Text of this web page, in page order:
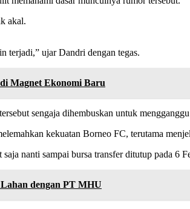
akal.
terjadi,” ujar Dandri dengan tegas.
Magnet Ekonomi Baru
sengaja dihembuskan untuk
kekuatan Borneo FC, terutama
nanti sampai bursa transfer ditutup pada 6
dengan PT MHU